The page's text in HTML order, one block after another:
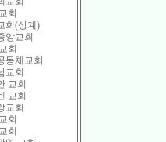
회
회(상계)
앙교회
상도 교회
동체교회
교회
교회
교회
교회
회
회